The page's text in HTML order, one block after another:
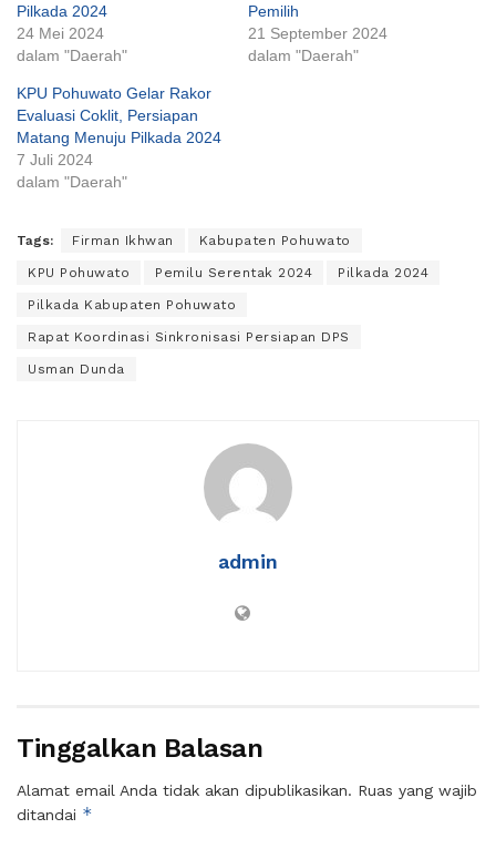
Pilkada 2024
24 Mei 2024
dalam "Daerah"
Pemilih
21 September 2024
dalam "Daerah"
KPU Pohuwato Gelar Rakor
Evaluasi Coklit, Persiapan
Matang Menuju Pilkada 2024
7 Juli 2024
dalam "Daerah"
Tags: Firman Ikhwan Kabupaten Pohuwato
KPU Pohuwato Pemilu Serentak 2024 Pilkada 2024
Pilkada Kabupaten Pohuwato
Rapat Koordinasi Sinkronisasi Persiapan DPS
Usman Dunda
admin
Tinggalkan Balasan
Alamat email Anda tidak akan dipublikasikan. Ruas yang wajib
ditandai *